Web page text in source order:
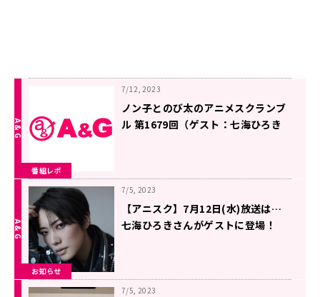
番組レポ
7/12, 2023
ノン子とのび太のアニメスクランブ
ル 第1679回（ゲスト：七海ひろき
お知らせ
7/5, 2023
【アニスク】7月12日(水)放送は…
七海ひろきさんがゲストに登場！
7/5, 2023